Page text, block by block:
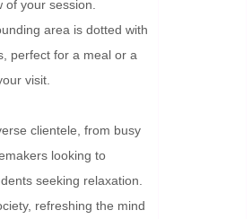
your session.
area is dotted with
perfect for a meal or a
visit.
clientele, from busy
looking to
seeking relaxation.
refreshing the mind